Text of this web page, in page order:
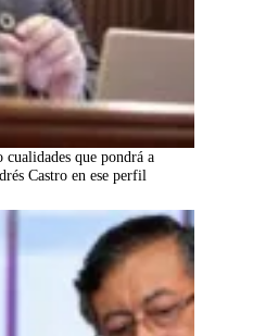
que pondrá a
Castro en ese perfil